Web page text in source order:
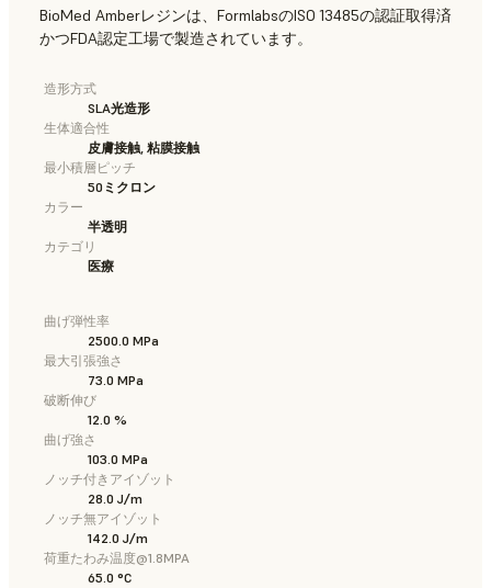
BioMed Amberレジンは、FormlabsのISO 13485の認証取得済
かつFDA認定工場で製造されています。
造形方式
SLA光造形
生体適合性
皮膚接触, 粘膜接触
最小積層ピッチ
50ミクロン
カラー
半透明
カテゴリ
医療
曲げ弾性率
2500.0 MPa
最大引張強さ
73.0 MPa
破断伸び
12.0 %
曲げ強さ
103.0 MPa
ノッチ付きアイゾット
28.0 J/m
ノッチ無アイゾット
142.0 J/m
荷重たわみ温度@1.8MPA
65.0 °C